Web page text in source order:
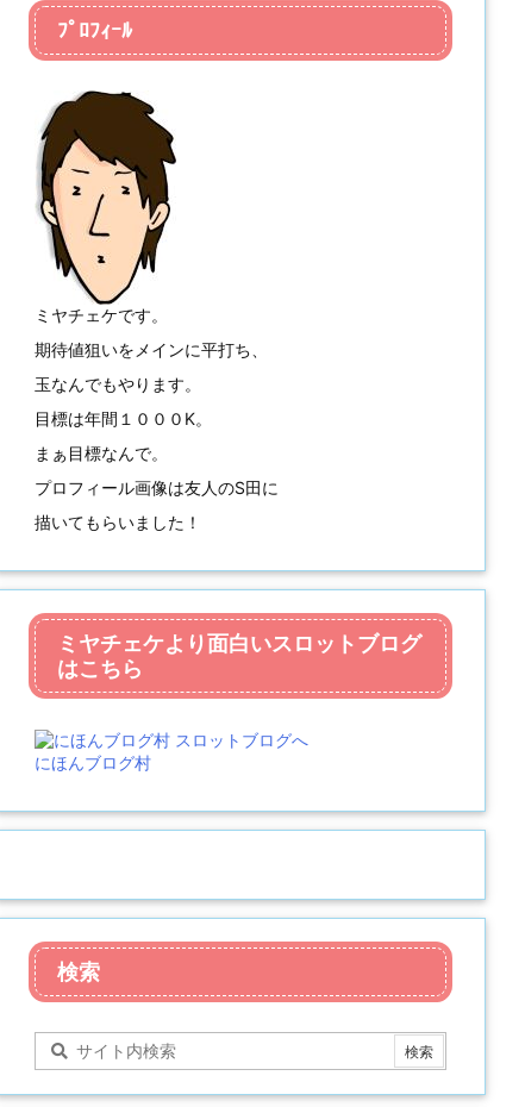
ﾌﾟﾛﾌｨｰﾙ
ミヤチェケです。
期待値狙いをメインに平打ち、
玉なんでもやります。
目標は年間１０００K。
まぁ目標なんで。
プロフィール画像は友人のS田に
描いてもらいました！
ミヤチェケより面白いスロットブログ
はこちら
にほんブログ村
検索